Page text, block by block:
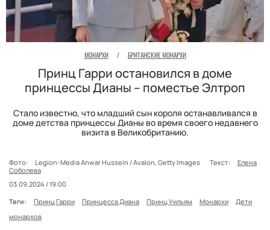
МОНАРХИ / БРИТАНСКИЕ МОНАРХИ
Принц Гарри остановился в доме
принцессы Дианы – поместье Элтроп
Стало известно, что младший сын короля останавливался в
доме детства принцессы Дианы во время своего недавнего
визита в Великобританию.
Фото: Legion-Media Anwar Hussein / Avalon, Getty Images Текст:
Елена
Соболева
03.09.2024 / 19:00
Теги:
Принц Гарри Принцесса Диана Принц Уильям Монархи
Дети
монархов